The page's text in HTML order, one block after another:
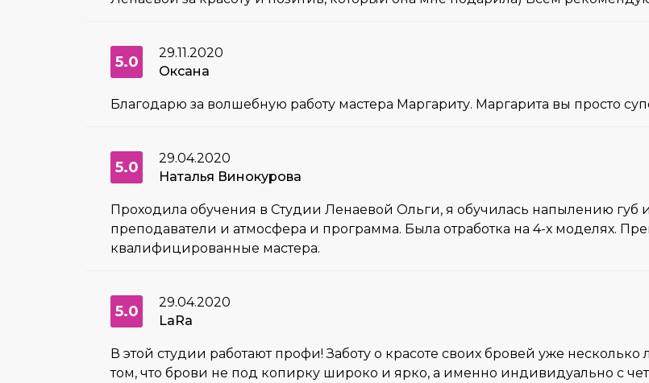
5.0
29.11.2020
Оксана
Благодарю за волшебную работу мастера Маргариту. Маргарита вы просто
5.0
29.04.2020
Наталья Винокурова
Проходила обучения в Студии Ленаевой Ольги, я обучилась напылению губ
преподаватели и атмосфера и программа. Была отработка на 4-х моделях.
квалифицированные мастера.
5.0
29.04.2020
LaRa
В этой студии работают профи! Заботу о красоте своих бровей уже
том, что брови не под копирку широко и ярко, а именно индивидуально с